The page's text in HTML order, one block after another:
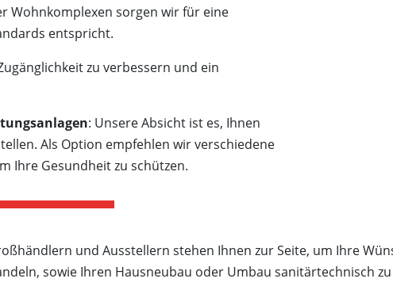
Wohnkomplexen sorgen wir für eine
entspricht.
zu verbessern und ein
: Unsere Absicht ist es, Ihnen
Als Option empfehlen wir verschiedene
Ihre Gesundheit zu schützen.
und Ausstellern stehen Ihnen zur Seite, um Ihre
sowie Ihren Hausneubau oder Umbau sanitärtechnisch